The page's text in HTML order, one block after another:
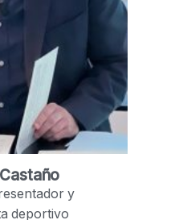
y
deportivo